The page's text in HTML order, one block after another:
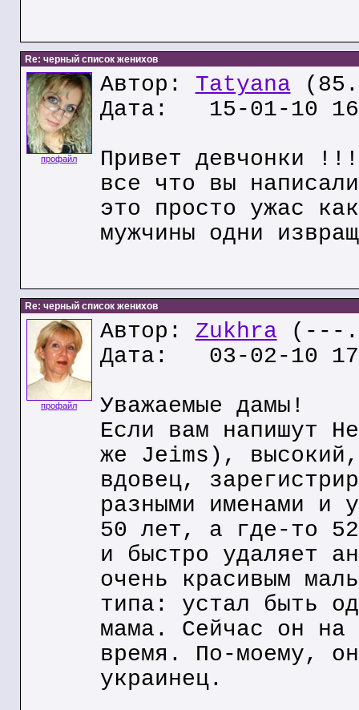
Re: черный список женихов
профайл
Автор: Tatyana
Дата: 15-01-10
Привет девчонки
все что вы написали
это просто ужас
мужчины одни
Re: черный список женихов
профайл
Автор: Zukhra (---
Дата: 03-02-10
Уважаемые дамы!
Если вам напишут
же Jeims),
вдовец,
разными именами и
50 лет, а где-то
и быстро удаляет
очень красивым
типа: устал быть
мама. Сейчас он на
время. По-моему,
украинец.